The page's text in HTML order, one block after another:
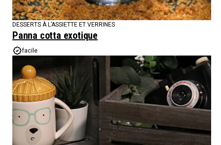
DESSERTS À L’ASSIETTE ET VERRINES
Panna cotta exotique
facile